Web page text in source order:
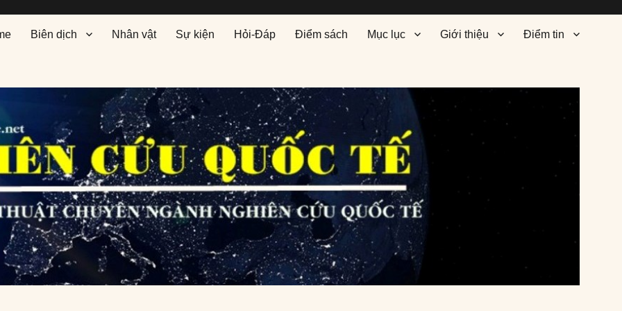
Biên dịch Nhân vật Sự kiện Hỏi-Đáp Điểm sách Mục lục Giới thiệu Điểm tin